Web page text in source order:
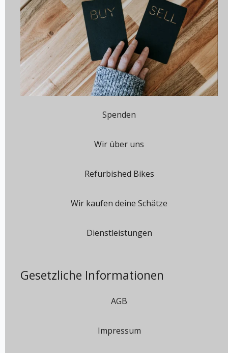
Spenden
Wir über uns
Refurbished Bikes
Wir kaufen deine Schätze
Dienstleistungen
Gesetzliche Informationen
AGB
Impressum